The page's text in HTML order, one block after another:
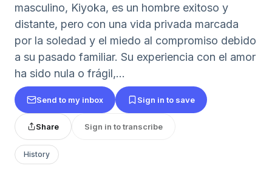
masculino, Kiyoka, es un hombre exitoso y
distante, pero con una vida privada marcada
por la soledad y el miedo al compromiso debido
a su pasado familiar. Su experiencia con el amor
ha sido nula o frágil,...
Send to my inbox Sign in to save
Share Sign in to transcribe
History